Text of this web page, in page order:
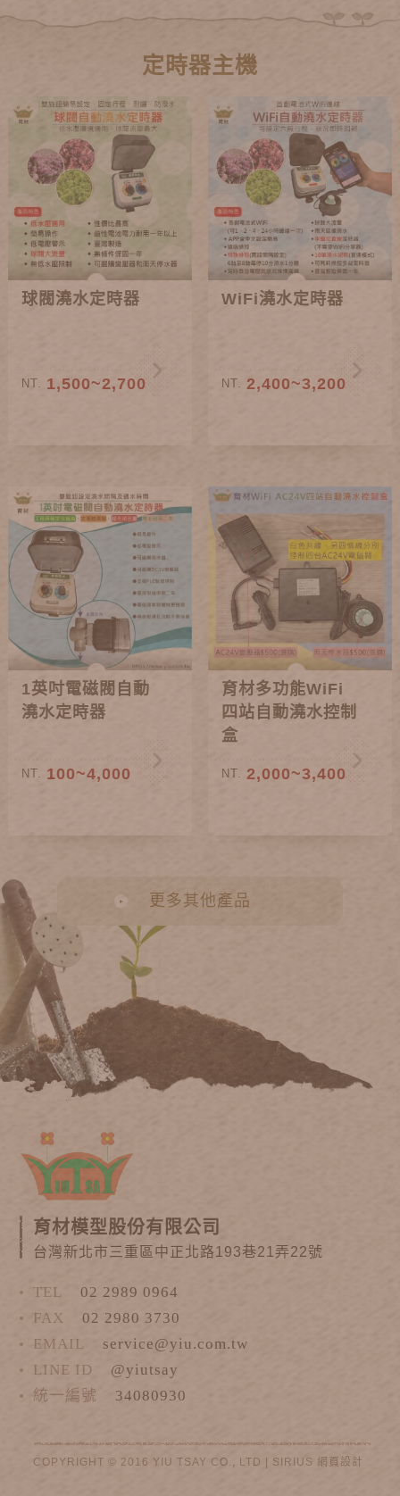
定時器主機
球閥澆水定時器
NT. 1,500~2,700
WiFi澆水定時器
NT. 2,400~3,200
1英吋電磁閥自動
澆水定時器
NT. 100~4,000
育材多功能WiFi
四站自動澆水控制
盒
NT. 2,000~3,400
更多其他產品
育材模型股份有限公司
台灣新北市三重區中正北路193巷21弄22號
TEL
02 2989 0964
FAX
02 2980 3730
EMAIL
service@yiu.com.tw
LINE ID
@yiutsay
統一編號
34080930
COPYRIGHT © 2016 YIU TSAY CO., LTD | SIRIUS 網頁設計